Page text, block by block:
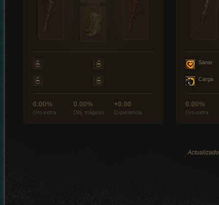
0.00%
Oro extra
0.00%
Obj. mágicos
+0.00
Experiencia
Sanar
Carga
0.00%
Oro extra